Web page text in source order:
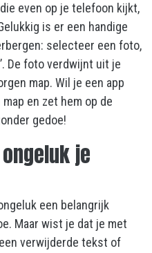
even op je telefoon kijkt,
is er een handige
selecteer een foto,
De foto verdwijnt uit je
map. Wil je een app
en zet hem op de
gedoe!
je
een belangrijk
Maar wist je dat je met
verwijderde tekst of